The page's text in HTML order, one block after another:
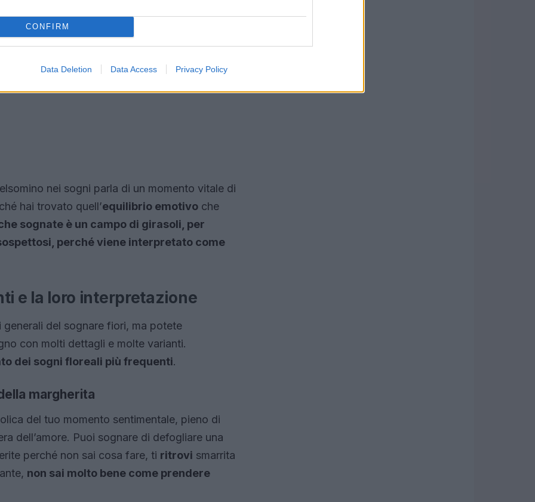
CONFIRM
Data Deletion Data Access Privacy Policy
nei sogni parla di un momento vitale di
hai trovato quell’equilibrio emotivo che
sognate è un campo di girasoli, per
perché viene interpretato come
e la loro interpretazione
del sognare fiori, ma potete
con molti dettagli e molte varianti.
dei sogni floreali più frequenti.
margherita
del tuo momento sentimentale, pieno di
dell’amore. Puoi sognare di defogliare una
perché non sai cosa fare, ti ritrovi smarrita
non sai molto bene come prendere